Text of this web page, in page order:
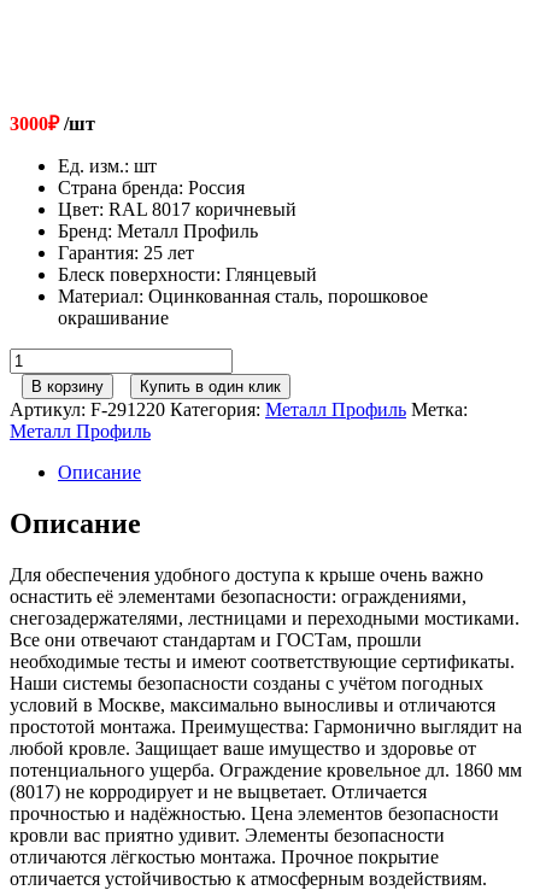
3000₽/шт
Ед. изм.: шт
Страна бренда: Россия
Цвет: RAL 8017 коричневый
Бренд: Металл Профиль
Гарантия: 25 лет
Блеск поверхности: Глянцевый
Материал: Оцинкованная сталь, порошковое
окрашивание
Количество
товара
Металл
Профиль
Ограждение
кровельное
1860
мм
В корзину Купить в один клик
Артикул: F-291220 Категория: Металл Профиль Метка:
Металл Профиль
Описание
Описание
Для обеспечения удобного доступа к крыше очень важно
оснастить её элементами безопасности: ограждениями,
снегозадержателями, лестницами и переходными мостиками.
Все они отвечают стандартам и ГОСТам, прошли
необходимые тесты и имеют соответствующие сертификаты.
Наши системы безопасности созданы с учётом погодных
условий в Москве, максимально выносливы и отличаются
простотой монтажа. Преимущества: Гармонично выглядит на
любой кровле. Защищает ваше имущество и здоровье от
потенциального ущерба. Ограждение кровельное дл. 1860 мм
(8017) не корродирует и не выцветает. Отличается
прочностью и надёжностью. Цена элементов безопасности
кровли вас приятно удивит. Элементы безопасности
отличаются лёгкостью монтажа. Прочное покрытие
отличается устойчивостью к атмосферным воздействиям.